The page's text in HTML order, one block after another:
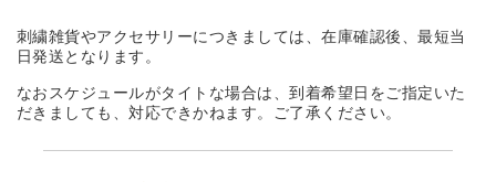
刺繍雑貨やアクセサリーにつきましては、在庫確認後、最短当
日発送となります。
なおスケジュールがタイトな場合は、到着希望日をご指定いた
だきましても、対応できかねます。ご了承ください。